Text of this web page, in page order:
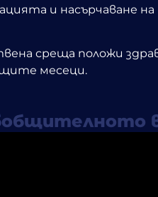
и насърчаване на
среща положи
месеци.